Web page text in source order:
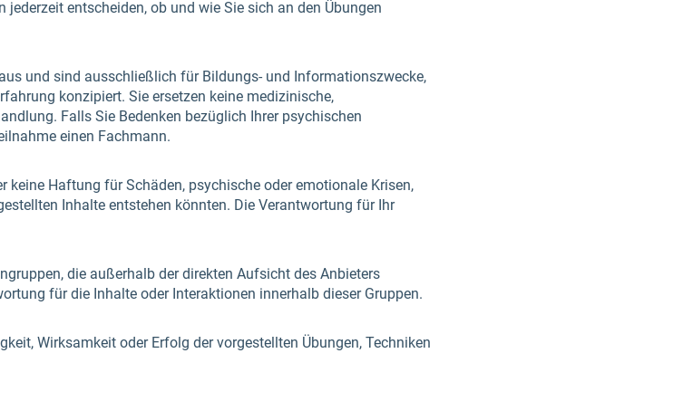
entscheiden, ob und wie Sie sich an den Übungen
und sind ausschließlich für Bildungs- und Informationszwecke,
konzipiert. Sie ersetzen keine medizinische,
Falls Sie Bedenken bezüglich Ihrer psychischen
einen Fachmann.
Haftung für Schäden, psychische oder emotionale Krisen,
Inhalte entstehen könnten. Die Verantwortung für Ihr
die außerhalb der direkten Aufsicht des Anbieters
für die Inhalte oder Interaktionen innerhalb dieser Gruppen.
Wirksamkeit oder Erfolg der vorgestellten Übungen, Techniken